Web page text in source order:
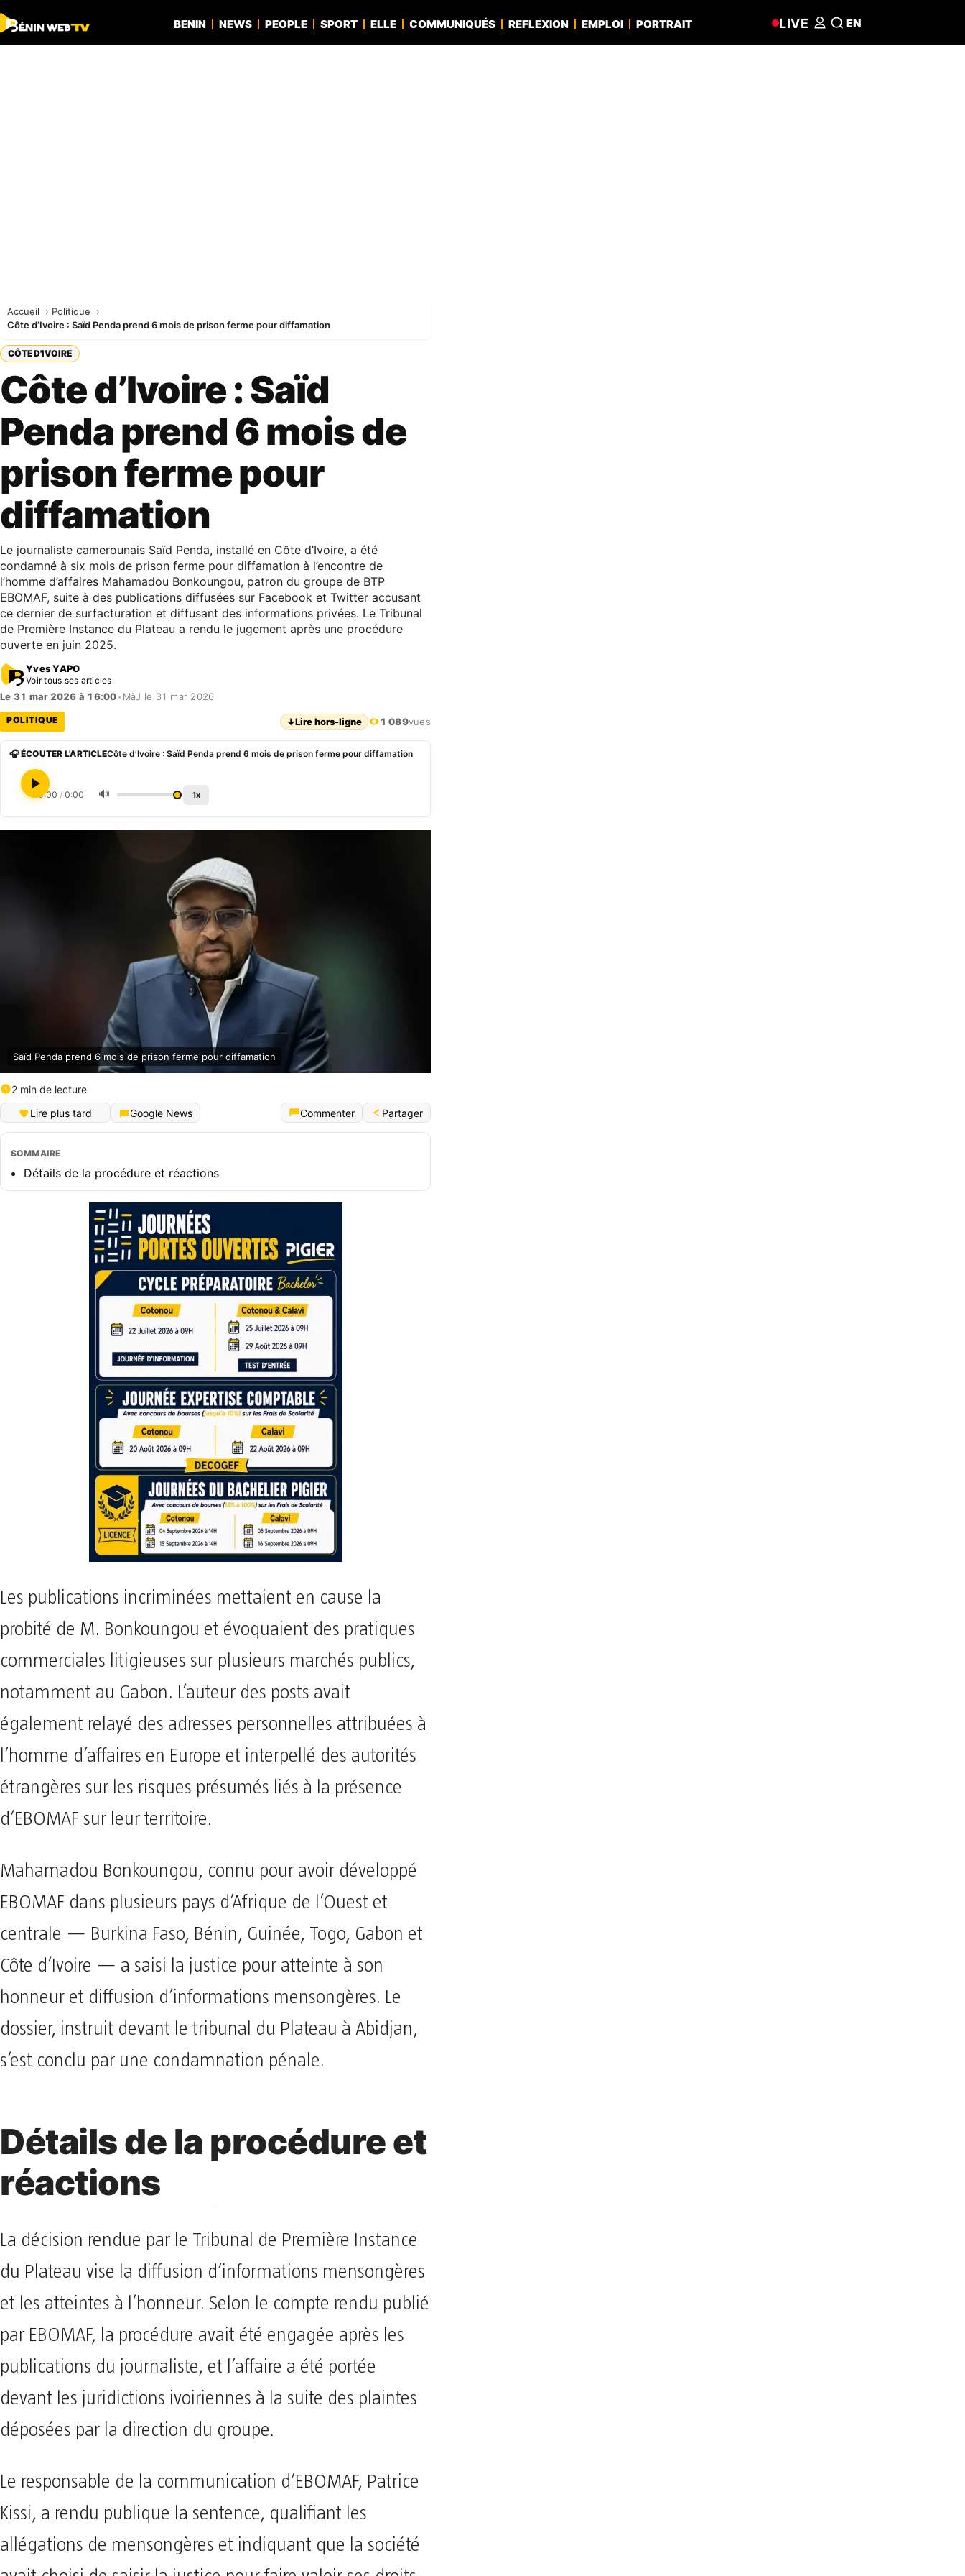
BENIN NEWS PEOPLE SPORT ELLE COMMUNIQUÉS REFLEXION EMPLOI PORTRAIT LIVE EN
Accueil
Politique
Côte d’Ivoire : Saïd Penda prend 6 mois de prison ferme pour diffamation
CÔTE D'IVOIRE
Côte d’Ivoire : Saïd
Penda prend 6 mois de
prison ferme pour
diffamation
Le journaliste camerounais Saïd Penda, installé en Côte d’Ivoire, a été
condamné à six mois de prison ferme pour diffamation à l’encontre de
l’homme d’affaires Mahamadou Bonkoungou, patron du groupe de BTP
EBOMAF, suite à des publications diffusées sur Facebook et Twitter accusant
ce dernier de surfacturation et diffusant des informations privées. Le Tribunal
de Première Instance du Plateau a rendu le jugement après une procédure
ouverte en juin 2025.
Yves YAPO
Voir tous ses articles
Le 31 mar 2026 à 16:00• MàJ le 31 mar 2026
POLITIQUE ↓Lire hors-ligne 1 089vues
🎧 ÉCOUTER L'ARTICLECôte d’Ivoire : Saïd Penda prend 6 mois de prison ferme pour diffamation
0:00 / 0:00 🔊 1x
Saïd Penda prend 6 mois de prison ferme pour diffamation
2 min de lecture
Lire plus tard
Google News Commenter Partager
SOMMAIRE
Détails de la procédure et réactions
Les publications incriminées mettaient en cause la
probité de M. Bonkoungou et évoquaient des pratiques
commerciales litigieuses sur plusieurs marchés publics,
notamment au Gabon. L’auteur des posts avait
également relayé des adresses personnelles attribuées à
l’homme d’affaires en Europe et interpellé des autorités
étrangères sur les risques présumés liés à la présence
d’EBOMAF sur leur territoire.
Mahamadou Bonkoungou, connu pour avoir développé
EBOMAF dans plusieurs pays d’Afrique de l’Ouest et
centrale — Burkina Faso, Bénin, Guinée, Togo, Gabon et
Côte d’Ivoire — a saisi la justice pour atteinte à son
honneur et diffusion d’informations mensongères. Le
dossier, instruit devant le tribunal du Plateau à Abidjan,
s’est conclu par une condamnation pénale.
Détails de la procédure et
réactions
La décision rendue par le Tribunal de Première Instance
du Plateau vise la diffusion d’informations mensongères
et les atteintes à l’honneur. Selon le compte rendu publié
par EBOMAF, la procédure avait été engagée après les
publications du journaliste, et l’affaire a été portée
devant les juridictions ivoiriennes à la suite des plaintes
déposées par la direction du groupe.
Le responsable de la communication d’EBOMAF, Patrice
Kissi, a rendu publique la sentence, qualifiant les
allégations de mensongères et indiquant que la société